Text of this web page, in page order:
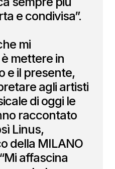
e condivisa”.
mi
mettere in
e il presente,
agli artisti
di oggi le
raccontato
Linus,
della MILANO
affascina